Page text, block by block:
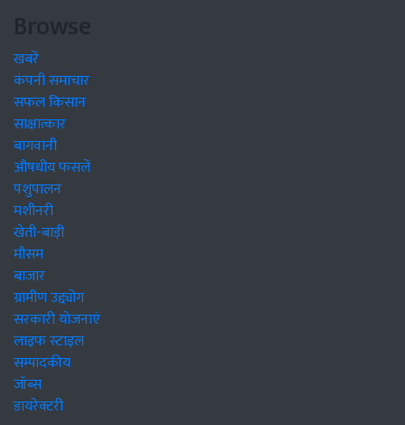
Browse
खबरें
कंपनी समाचार
सफल किसान
साक्षात्कार
बागवानी
औषधीय फसलें
पशुपालन
मशीनरी
खेती-बाड़ी
मौसम
बाजार
ग्रामीण उद्द्योग
सरकारी योजनाएं
लाइफ स्टाइल
सम्पादकीय
जॉब्स
डायरेक्टरी